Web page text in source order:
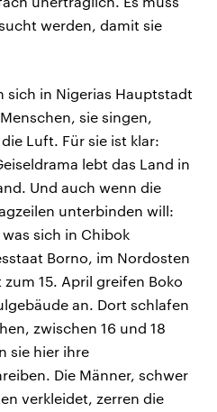
werden, damit sie
sich in Nigerias Hauptstadt
sie singen,
Luft. Für sie ist klar:
lebt das Land in
Und auch wenn die
unterbinden will:
sich in Chibok
Borno, im Nordosten
15. April greifen Boko
an. Dort schlafen
zwischen 16 und 18
sie hier ihre
Die Männer, schwer
verkleidet, zerren die